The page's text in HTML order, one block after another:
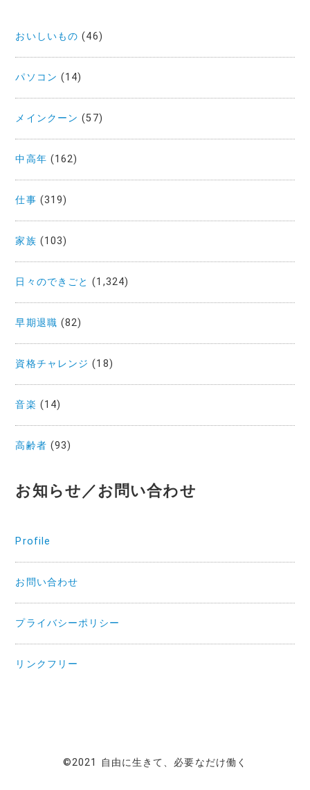
おいしいもの (46)
パソコン (14)
メインクーン (57)
中高年 (162)
仕事 (319)
家族 (103)
日々のできごと (1,324)
早期退職 (82)
資格チャレンジ (18)
音楽 (14)
高齢者 (93)
お知らせ／お問い合わせ
Profile
お問い合わせ
プライバシーポリシー
リンクフリー
©2021 自由に生きて、必要なだけ働く